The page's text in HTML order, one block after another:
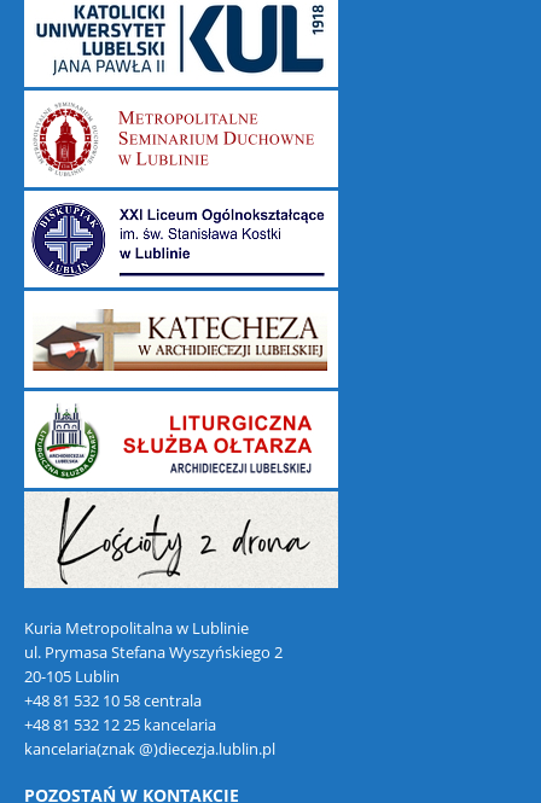
Kuria Metropolitalna w Lublinie
ul. Prymasa Stefana Wyszyńskiego 2
20-105 Lublin
+48 81 532 10 58 centrala
+48 81 532 12 25 kancelaria
kancelaria(znak @)diecezja.lublin.pl
POZOSTAŃ W KONTAKCIE